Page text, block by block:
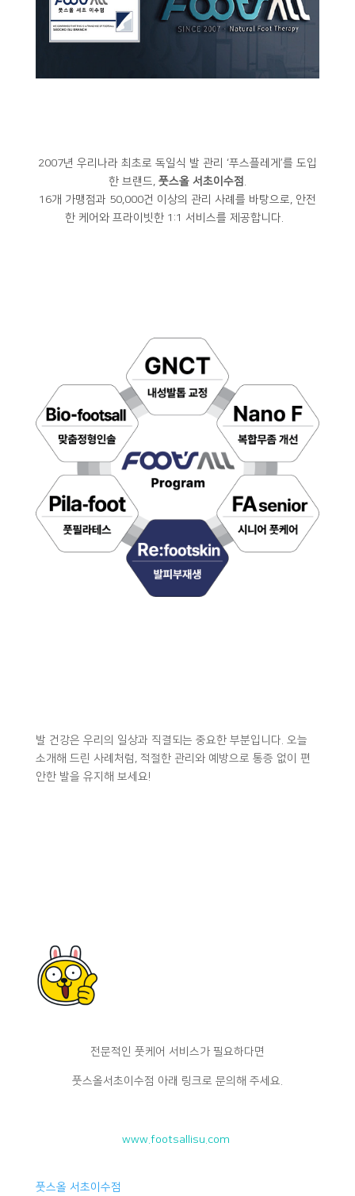
2007년 우리나라 최초로 독일식 발 관리 ‘푸스플레게’를 도입
한 브랜드, 풋스올 서초이수점
16개 가맹점과 50,000건 이상의 관리 사례를 바탕으로, 안전
한 케어와 프라이빗한 1:1 서비스를 제공합니다.
발 건강은 우리의 일상과 직결되는 중요한 부분입니다. 오늘
소개해 드린 사례처럼, 적절한 관리와 예방으로 통증 없이 편
안한 발을 유지해 보세요!
전문적인 풋케어 서비스가 필요하다면
풋스올서초이수점 아래 링크로 문의해 주세요.
www.footsallisu.com
풋스올 서초이수점